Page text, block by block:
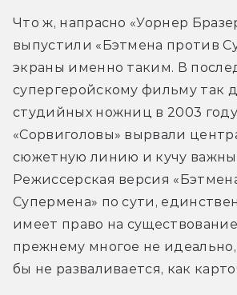
Что ж, напрасно «Уорнер
выпустили «Бэтмена против
экраны именно таким. В
супергеройскому фильму так
студийных ножниц в 2003
«Сорвиголовы» вырвали
сюжетную линию и кучу
Режиссерская версия
Супермена» по сути,
имеет право на
прежнему многое не
бы не разваливается, как